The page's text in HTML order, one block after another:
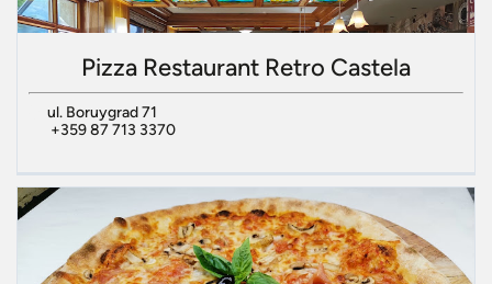
Pizza Restaurant Retro Castela
ul. Boruygrad 71
+359 87 713 3370